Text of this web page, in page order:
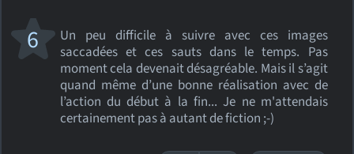
Un peu difficile à suivre avec ces images
saccadées et ces sauts dans le temps. Pas
moment cela devenait désagréable. Mais il s’agit
quand même d’une bonne réalisation avec de
l’action du début à la fin... Je ne m'attendais
certainement pas à autant de fiction ;-)
6